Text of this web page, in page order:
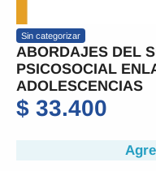
Sin categorizar
ABORDAJES DEL
PSICOSOCIAL
ADOLESCENCIAS
$ 33.400